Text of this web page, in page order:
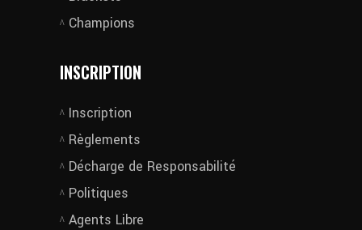
Champions
INSCRIPTION
Inscription
Règlements
Décharge de Responsabilité
Politiques
Agents Libre